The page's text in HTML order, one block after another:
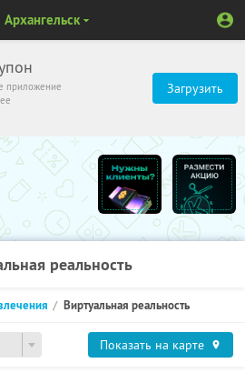
приложение
Загрузить
Архангельск
реальность
Виртуальная реальность
Показать на карте